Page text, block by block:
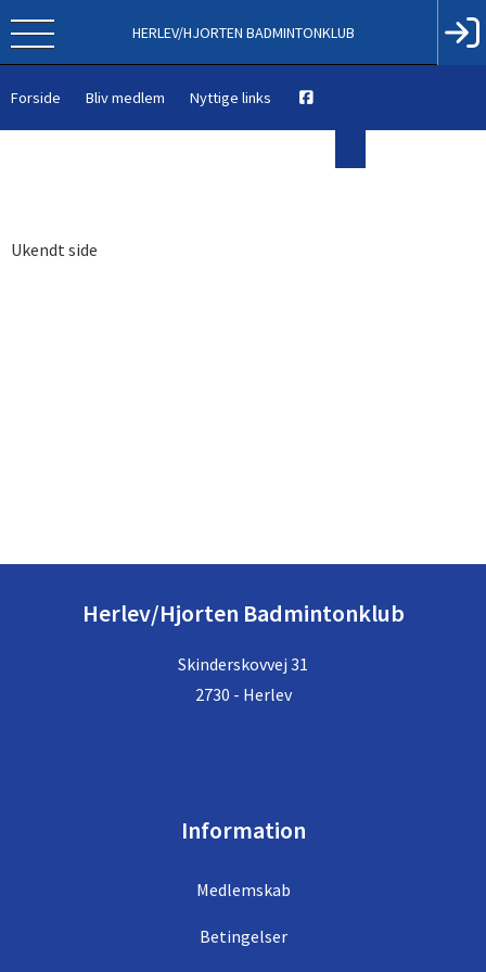
Forside Bliv medlem Nyttige links
HERLEV/HJORTEN BADMINTONKLUB
Ukendt side
Herlev/Hjorten Badmintonklub
Skinderskovvej 31
2730 - Herlev
Information
Medlemskab
Betingelser